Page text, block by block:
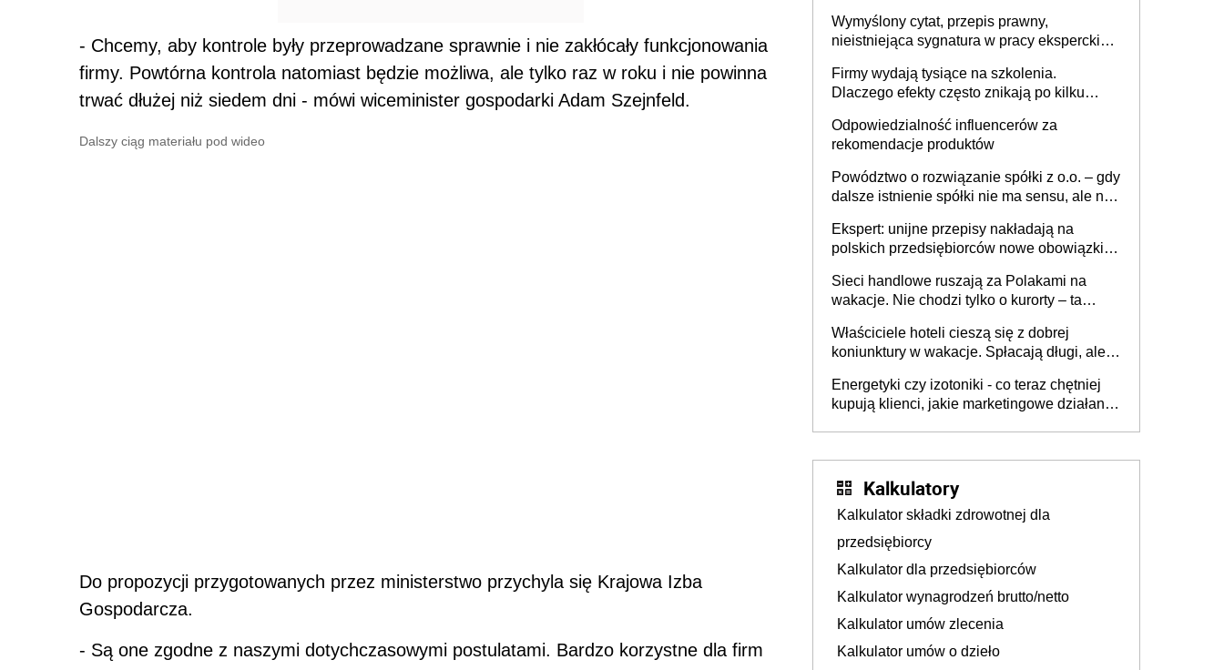
- Chcemy, aby kontrole były przeprowadzane sprawnie i nie zakłócały funkcjonowania
firmy. Powtórna kontrola natomiast będzie możliwa, ale tylko raz w roku i nie powinna
trwać dłużej niż siedem dni - mówi wiceminister gospodarki Adam Szejnfeld.
Dalszy ciąg materiału pod wideo
Do propozycji przygotowanych przez ministerstwo przychyla się Krajowa Izba
Gospodarcza.
- Są one zgodne z naszymi dotychczasowymi postulatami. Bardzo korzystne dla firm
Wymyślony cytat, przepis prawny,
nieistniejąca sygnatura w pracy eksperckiej -
firmie
Firmy wydają tysiące na szkolenia.
Dlaczego efekty często znikają po kilku
Odpowiedzialność influencerów za
rekomendacje produktów
Powództwo o rozwiązanie spółki z o.o. – gdy
dalsze istnienie spółki nie ma sensu, ale nie
Ekspert: unijne przepisy nakładają na
polskich przedsiębiorców nowe obowiązki w
Sieci handlowe ruszają za Polakami na
wakacje. Nie chodzi tylko o kurorty – ta
tam, gdzie wielu spędzi urlop po cichu
Właściciele hoteli cieszą się z dobrej
koniunktury w wakacje. Spłacają długi, ale
Energetyki czy izotoniki - co teraz chętniej
kupują klienci, jakie marketingowe działania
Kalkulatory
Kalkulator składki zdrowotnej dla
przedsiębiorcy
Kalkulator dla przedsiębiorców
Kalkulator wynagrodzeń brutto/netto
Kalkulator umów zlecenia
Kalkulator umów o dzieło